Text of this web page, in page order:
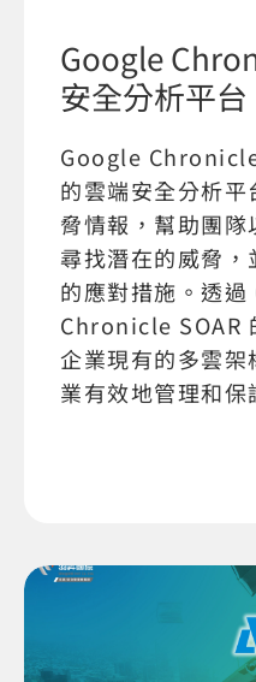
Google
安全分析平台
Google
的雲端安全分析
脅情報，幫助團隊
尋找潛在的威脅
的應對措施。透
Chronicle SOAR
企業現有的多雲
業有效地管理和保